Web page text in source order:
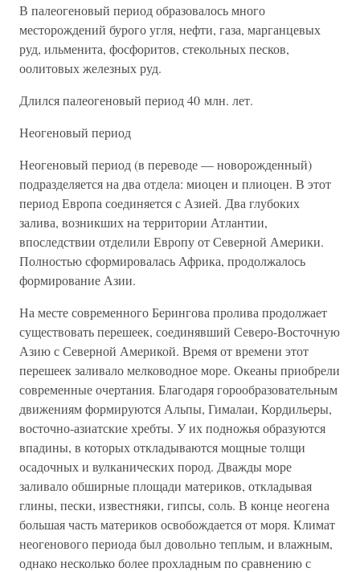
В палеогеновый период образовалось много
месторождений бурого угля, нефти, газа, марганцевых
руд, ильменита, фосфоритов, стекольных песков,
оолитовых железных руд.
Длился палеогеновый период 40 млн. лет.
Неогеновый период
Неогеновый период (в переводе — новорожденный)
подразделяется на два отдела: миоцен и плиоцен. В этот
период Европа соединяется с Азией. Два глубоких
залива, возникших на территории Атлантии,
впоследствии отделили Европу от Северной Америки.
Полностью сформировалась Африка, продолжалось
формирование Азии.
На месте современного Берингова пролива продолжает
существовать перешеек, соединявший Северо-Восточную
Азию с Северной Америкой. Время от времени этот
перешеек заливало мелководное море. Океаны приобрели
современные очертания. Благодаря горообразовательным
движениям формируются Альпы, Гималаи, Кордильеры,
восточно-азиатские хребты. У их подножья образуются
впадины, в которых откладываются мощные толщи
осадочных и вулканических пород. Дважды море
заливало обширные площади материков, откладывая
глины, пески, известняки, гипсы, соль. В конце неогена
большая часть материков освобождается от моря. Климат
неогенового периода был довольно теплым, и влажным,
однако несколько более прохладным по сравнению с